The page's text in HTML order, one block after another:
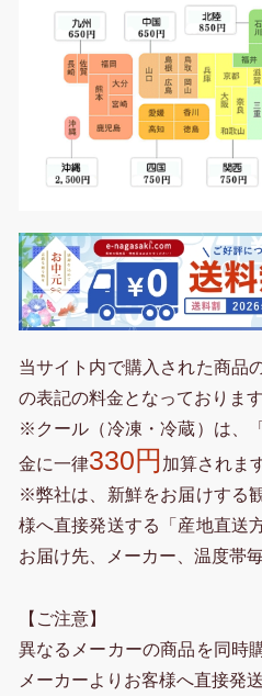
当サイト内で購入された商品
の表記の料金となっております
※クール（冷凍・冷蔵）は、
金に一律330円 加算されま
※弊社は、新鮮をお届けする
様へ直接発送する「産地直送
お届け先、メーカー、温度帯
【ご注意】
異なるメーカーの商品を同時
メーカーよりお客様へ直接発